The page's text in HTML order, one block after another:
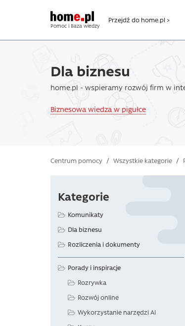
Pomoc i Baza wiedzy
Przejdź do home.pl >
Dla biznesu
home.pl - wspieramy rozwój firm w
Biznesowa wiedza w pigułce
Centrum pomocy / Wszystkie kategorie /
Kategorie
Komunikaty
Dla biznesu
Rozliczenia i dokumenty
Porady i inspiracje
Rozrywka
Rozwój online
Wykorzystanie narzędzi AI